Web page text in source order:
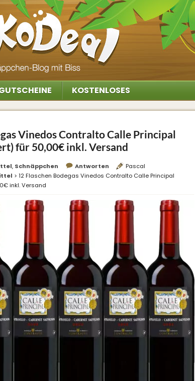
KOSTENLOSES
Vinedos Contralto Calle Principal
für 50,00€ inkl. Versand
, Schnäppchen Antworten
Pascal
> 12 Flaschen Bodegas Vinedos Contralto Calle Principal
inkl. Versand